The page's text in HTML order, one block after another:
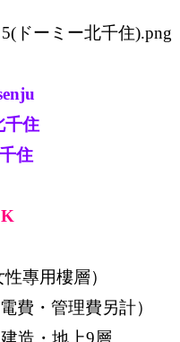
千住
住
性專用樓層）
費・管理費另計）
造・地上9層